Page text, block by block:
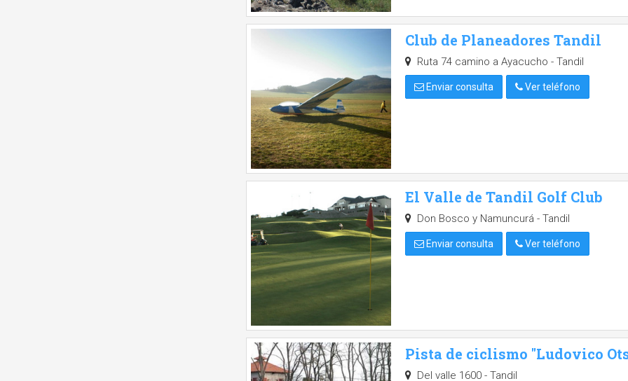
Club de Planeadores Tandil
Ruta 74 camino a Ayacucho - Tandil
Enviar consulta Ver teléfono
El Valle de Tandil Golf Club
Don Bosco y Namuncurá - Tandil
Enviar consulta Ver teléfono
Pista de ciclismo "Ludovico
Del valle 1600 - Tandil